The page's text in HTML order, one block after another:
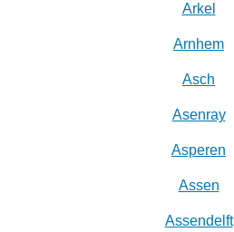
Arkel
Arnhem
Asch
Asenray
Asperen
Assen
Assendelft